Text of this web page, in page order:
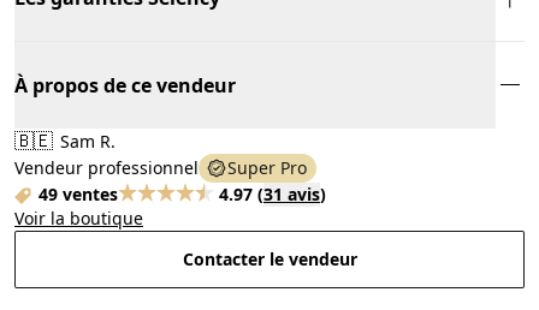
À propos de ce vendeur
🇧🇪 Sam R.
Vendeur professionnel
Super Pro
49 ventes
4.97 (31 avis)
Voir la boutique
Contacter le vendeur